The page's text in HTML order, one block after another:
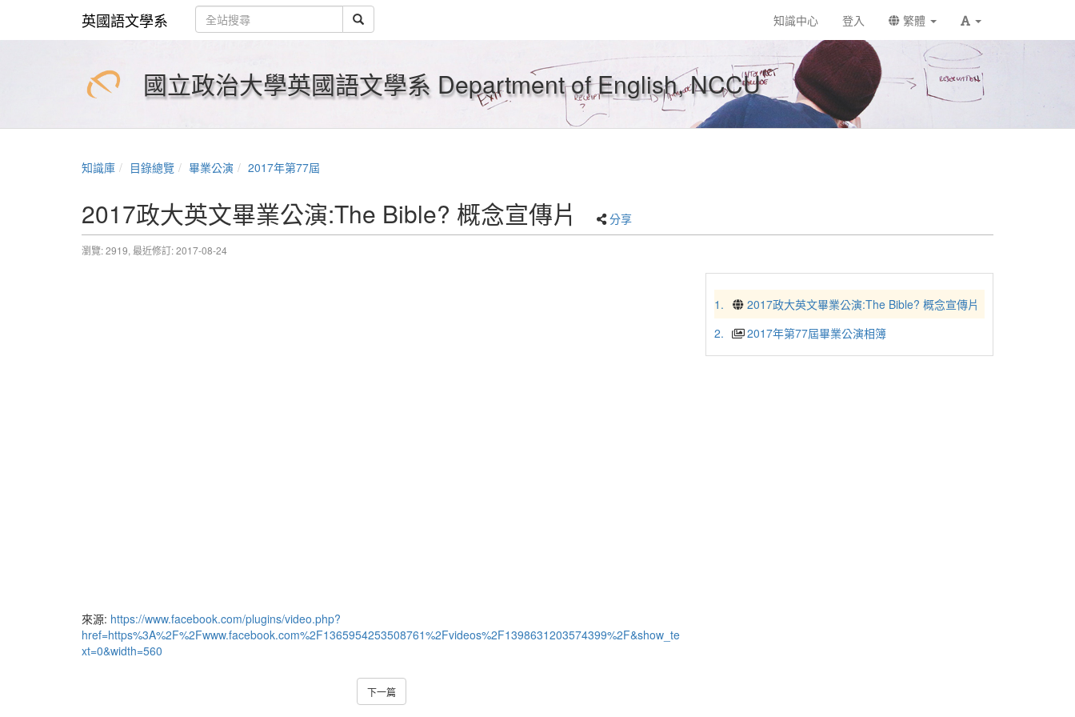
英國語文學系 知識中心 登入 繁體
國立政治大學英國語文學系 Department of English, NCCU
知識庫 目錄總覽 畢業公演 2017年第77屆
2017政大英文畢業公演:The Bible? 概念宣傳片 分享
瀏覽: 2919, 最近修訂: 2017-08-24
來源: https://www.facebook.com/plugins/video.php?
href=https%3A%2F%2Fwww.facebook.com%2F1365954253508761%2Fvideos%2F1398631203574399%2F&show_te
xt=0&width=560
下一篇
1.
2017政大英文畢業公演:The Bible? 概念宣傳片
2.
2017年第77屆畢業公演相簿